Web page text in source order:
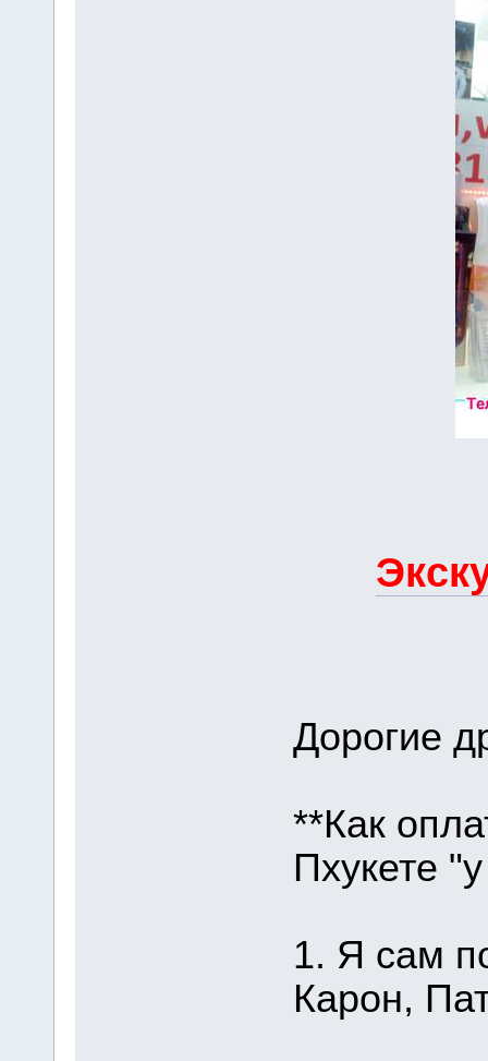
Дорогие
**Как
Пхукете
1. Я сам
Карон,